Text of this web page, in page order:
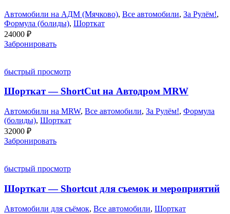
Автомобили на АДМ (Мячково), Все автомобили, За Рулём!,
Формула (болиды), Шорткат
24000 ₽
Забронировать
быстрый просмотр
Шорткат — ShortCut на Автодром MRW
Автомобили на MRW, Все автомобили, За Рулём!, Формула
(болиды), Шорткат
32000 ₽
Забронировать
быстрый просмотр
Шорткат — Shortcut для съемок и мероприятий
Автомобили для съёмок, Все автомобили, Шорткат